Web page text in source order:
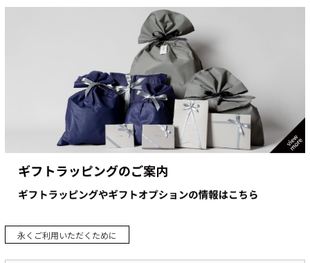
永くご利用いただくために